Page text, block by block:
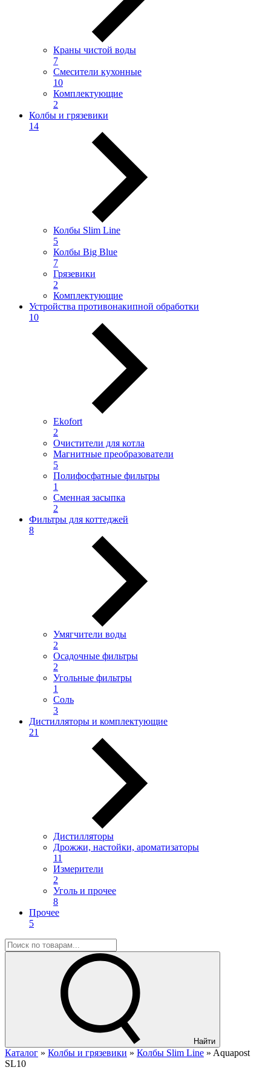
Краны чистой воды
7
Смесители кухонные
10
Комплектующие
2
Колбы и грязевики
14
Колбы Slim Line
5
Колбы Big Blue
7
Грязевики
2
Комплектующие
Устройства противонакипной обработки
10
Ekofort
2
Очистители для котла
Магнитные преобразователи
5
Полифосфатные фильтры
1
Сменная засыпка
2
Фильтры для коттеджей
8
Умягчители воды
2
Осадочные фильтры
2
Угольные фильтры
1
Соль
3
Дистилляторы и комплектующие
21
Дистилляторы
Дрожжи, настойки, ароматизаторы
11
Измерители
2
Уголь и прочее
8
Прочее
5
Найти
Каталог » Колбы и грязевики » Колбы Slim Line » Aquapost
SL10